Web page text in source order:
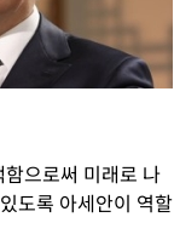
으로써 미래로 나
도록 아세안이 역할